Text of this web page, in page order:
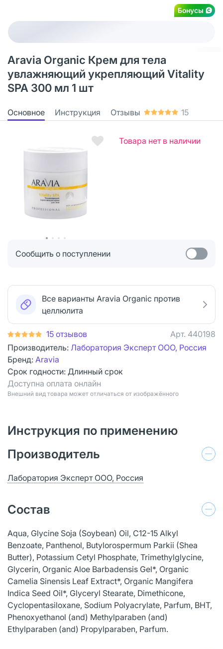
Бонусы
Aravia Organic Крем для тела
увлажняющий укрепляющий Vitality
SPA 300 мл 1 шт
Основное Инструкция Отзывы 15
Товара нет в наличии
Сообщить о поступлении
Все варианты Aravia Organic против
целлюлита
15 отзывов Арт. 440198
Производитель: Лаборатория Эксперт ООО, Россия
Бренд: Aravia
Срок годности: Длинный срок
Доступна оплата онлайн
Bнешний вид товара может отличаться от изображённого
Инструкция по применению
Производитель
Лаборатория Эксперт ООО, Россия
Состав
Aqua, Glycine Soja (Soybean) Oil, C12-15 Alkyl
Benzoate, Panthenol, Butylorospermum Parkii (Shea
Butter), Potassium Cetyl Phosphate, Trimethylglycine,
Glycerin, Organic Aloe Barbadensis Gel*, Organic
Camelia Sinensis Leaf Extract*, Organic Mangifera
Indica Seed Oil*, Glyceryl Stearate, Dimethicone,
Cyclopentasiloxane, Sodium Polyacrylate, Parfum, ВНТ,
Phenoxyethanol (and) Methylparaben (and)
Ethylparaben (and) Propylparaben, Parfum.